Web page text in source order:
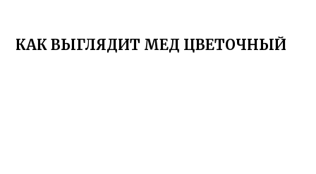
КАК ВЫГЛЯДИТ МЕД ЦВЕТОЧНЫЙ